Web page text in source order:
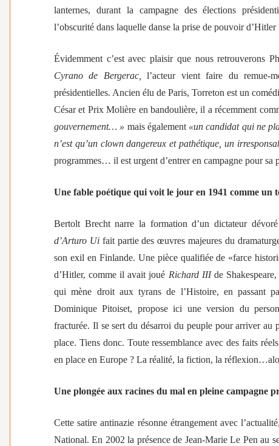
lanternes, durant la campagne des élections
l’obscurité dans laquelle danse la prise de pouvoir d’Hitler
Évidemment c’est avec plaisir que nous retrouverons
Cyrano de Bergerac,
l’acteur vient faire du remue-
présidentielles. Ancien élu de Paris, Torreton est un
César et Prix Molière en bandoulière, il a récemment
gouvernement… » mais également «un candidat qui ne
n’est qu’un clown dangereux et pathétique, un
programmes… il est urgent d’entrer en campagne pour sa
Une fable poétique qui voit le jour en 1941 comme un
Bertolt Brecht narre la formation d’un dictateur
d’Arturo Uifait partie des œuvres majeures du
son exil en Finlande. Une pièce qualifiée de «farce
d’Hitler, comme il avait joué Richard III de
qui mène droit aux tyrans de l’Histoire, en passant
Dominique Pitoiset, propose ici une version du
fracturée. Il se sert du désarroi du peuple pour arriver au
place. Tiens donc. Toute ressemblance avec des faits
en place en Europe ? La réalité, la fiction, la
Une plongée aux racines du mal en pleine campagne
Cette satire antinazie résonne étrangement avec
National. En 2002 la présence de Jean-Marie Le Pen au